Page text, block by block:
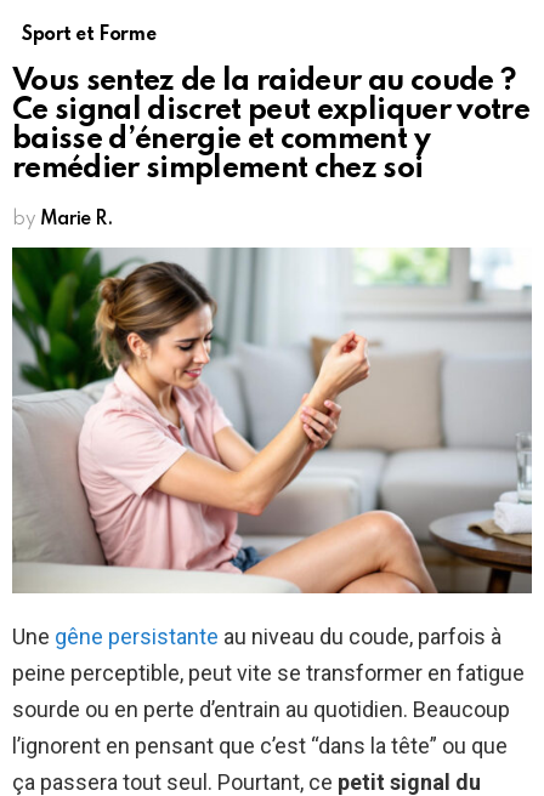
Sport et Forme
Vous sentez de la raideur au coude ?
Ce signal discret peut expliquer votre
baisse d’énergie et comment y
remédier simplement chez soi
by Marie R.
Une gêne persistante au niveau du coude, parfois à
peine perceptible, peut vite se transformer en fatigue
sourde ou en perte d’entrain au quotidien. Beaucoup
l’ignorent en pensant que c’est “dans la tête” ou que
ça passera tout seul. Pourtant, ce petit signal du